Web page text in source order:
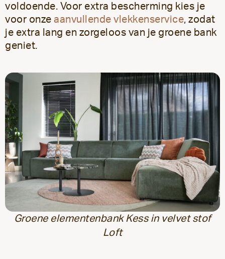
voldoende. Voor extra bescherming kies je
voor onze aanvullende vlekkenservice, zodat
je extra lang en zorgeloos van je groene bank
geniet.
Groene elementenbank Kess in velvet stof
Loft